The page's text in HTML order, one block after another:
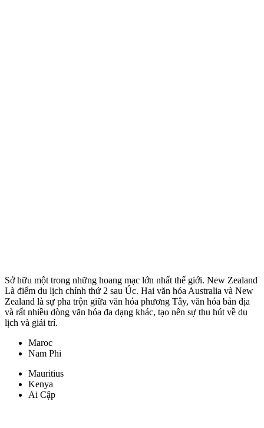
Sở hữu một trong những hoang mạc lớn nhất thế giới. New Zealand
Là điểm du lịch chính thứ 2 sau Úc. Hai văn hóa Australia và New
Zealand là sự pha trộn giữa văn hóa phương Tây, văn hóa bản địa
và rất nhiều dòng văn hóa đa dạng khác, tạo nên sự thu hút về du
lịch và giải trí.
Maroc
Nam Phi
Mauritius
Kenya
Ai Cập